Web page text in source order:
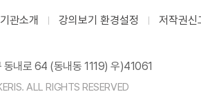
기관소개 강의보기 환경설정 저작권신
동내로 64 (동내동 1119) 우)41061
ALL RIGHTS RESERVED